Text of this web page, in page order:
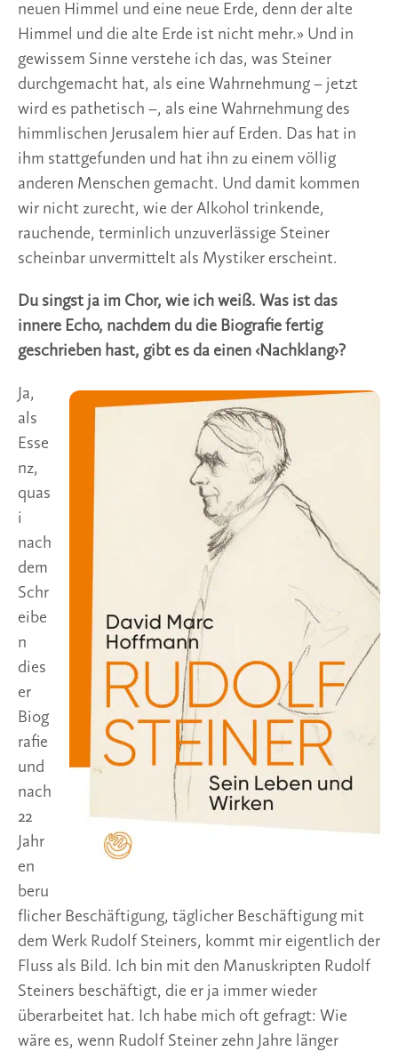
neuen Himmel und eine neue Erde, denn der alte
Himmel und die alte Erde ist nicht mehr.» Und in
gewissem Sinne verstehe ich das, was Steiner
durchgemacht hat, als eine Wahrnehmung – jetzt
wird es pathetisch –, als eine Wahrnehmung des
himmlischen Jerusalem hier auf Erden. Das hat in
ihm stattgefunden und hat ihn zu einem völlig
anderen Menschen gemacht. Und damit kommen
wir nicht zurecht, wie der Alkohol trinkende,
rauchende, terminlich unzuverlässige Steiner
scheinbar unvermittelt als Mystiker erscheint.
Du singst ja im Chor, wie ich weiß. Was ist das
innere Echo, nachdem du die Biografie fertig
geschrieben hast, gibt es da einen ‹Nachklang›?
Ja,
als
Esse
nz,
quas
i
nach
dem
Schr
eibe
n
dies
er
Biog
rafie
und
nach
22
Jahr
en
beru
flicher Beschäftigung, täglicher Beschäftigung mit
dem Werk Rudolf Steiners, kommt mir eigentlich der
Fluss als Bild. Ich bin mit den Manuskripten Rudolf
Steiners beschäftigt, die er ja immer wieder
überarbeitet hat. Ich habe mich oft gefragt: Wie
wäre es, wenn Rudolf Steiner zehn Jahre länger